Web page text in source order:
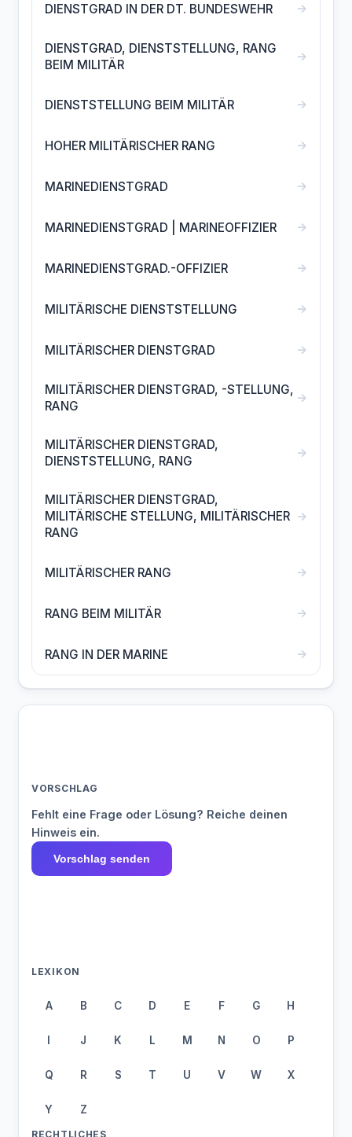
DIENSTGRAD IN DER DT. BUNDESWEHR →
DIENSTGRAD, DIENSTSTELLUNG, RANG
BEIM MILITÄR
→
DIENSTSTELLUNG BEIM MILITÄR →
HOHER MILITÄRISCHER RANG →
MARINEDIENSTGRAD →
MARINEDIENSTGRAD | MARINEOFFIZIER →
MARINEDIENSTGRAD.-OFFIZIER →
MILITÄRISCHE DIENSTSTELLUNG →
MILITÄRISCHER DIENSTGRAD →
MILITÄRISCHER DIENSTGRAD, -STELLUNG,
RANG
→
MILITÄRISCHER DIENSTGRAD,
DIENSTSTELLUNG, RANG
→
MILITÄRISCHER DIENSTGRAD,
MILITÄRISCHE STELLUNG, MILITÄRISCHER
RANG
→
MILITÄRISCHER RANG →
RANG BEIM MILITÄR →
RANG IN DER MARINE →
VORSCHLAG
Fehlt eine Frage oder Lösung? Reiche deinen
Hinweis ein.
Vorschlag senden
LEXIKON
A B C D E F G H
I J K L M N O P
Q R S T U V W X
Y Z
RECHTLICHES